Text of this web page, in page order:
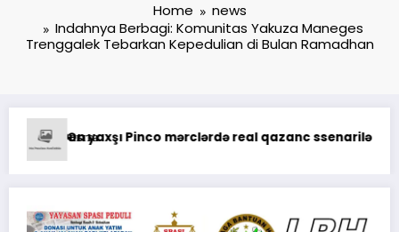
Home
news
Indahnya Berbagi: Komunitas Yakuza Maneges
Trenggalek Tebarkan Kepedulian di Bulan Ramadhan
yolları
Пин Ап: отзывы о выводе средств на платформе казино